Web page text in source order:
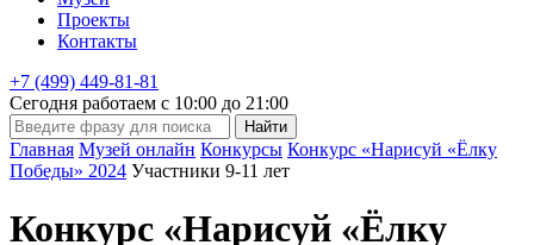
Проекты
Контакты
+7 (499) 449-81-81
Сегодня работаем с 10:00 до 21:00
Главная Музей онлайн Конкурсы Конкурс «Нарисуй «Ёлку
Победы» 2024 Участники 9-11 лет
Конкурс «Нарисуй «Ёлку